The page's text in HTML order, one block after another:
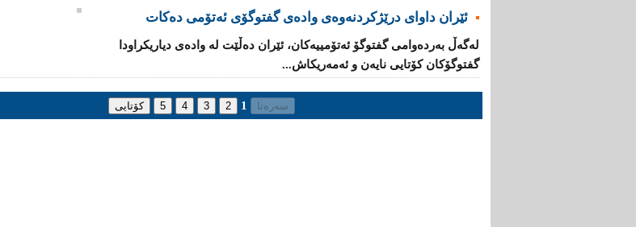
ئێران داوای‌ درێژكردنه‌وه‌ی‌ واده‌ی‌ گفتوگۆی ئەتۆمی ده‌كات
له‌گه‌ڵ به‌رده‌وامی‌ گفتوگۆ ئه‌تۆمییه‌كان، ئێران ده‌ڵێت له‌ واده‌ی‌ دیاریكراودا
گفتوگۆكان كۆتایی‌ نایه‌ن و ئەمەریکاش...
1